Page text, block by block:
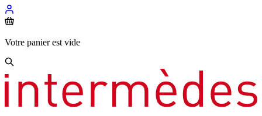
Votre panier est vide